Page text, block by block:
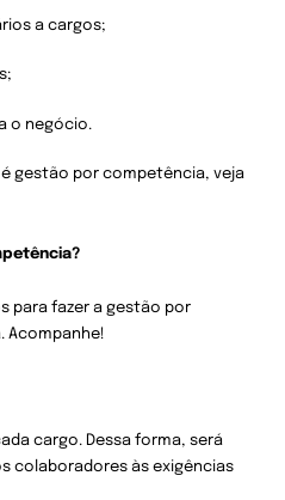
a cargos;
o negócio.
gestão por competência, veja
para fazer a gestão por
Acompanhe!
cargo. Dessa forma, será
colaboradores às exigências